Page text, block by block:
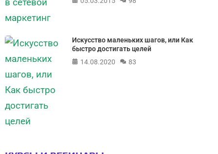
Искусство маленьких шагов, или Как
быстро достигать целей
14.08.2020
83